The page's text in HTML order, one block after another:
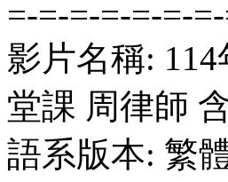
=-=-=-=-=-=-
影片名稱:
堂課 周律師
語系版本: 繁